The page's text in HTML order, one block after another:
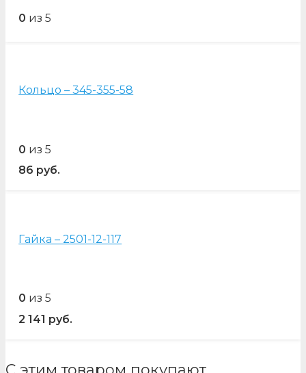
0 из 5
Кольцо – 345-355-58
0 из 5
86 руб.
Гайка – 2501-12-117
0 из 5
2 141 руб.